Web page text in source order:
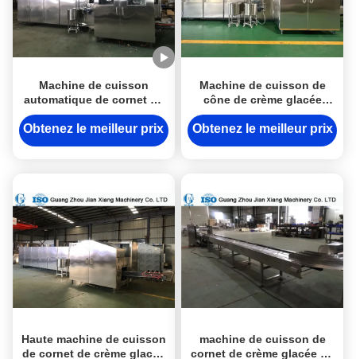
Machine de cuisson
automatique de cornet de
crème glacée avec la taille
réglable
Obtenez le meilleur prix
Machine de cuisson de
cône de crème glacée
entièrement automatique,
moules personnalisables
Obtenez le meilleur prix
Haute machine de cuisson
de cornet de crème glacée
machine de cuisson de
cornet de crème glacée de